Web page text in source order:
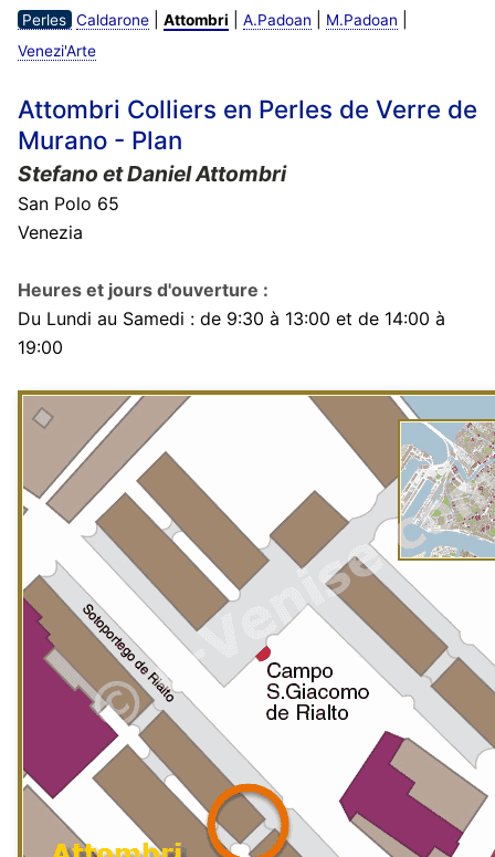
Perles Caldarone| Attombri A.Padoan M.Padoan
Venezi'Arte
Attombri Colliers en Perles de Verre de
Murano - Plan
Stefano et Daniel Attombri
San Polo 65
Venezia
Heures et jours d'ouverture :
Du Lundi au Samedi : de 9:30 à 13:00 et de 14:00 à
19:00